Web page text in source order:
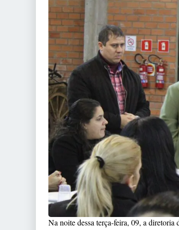
Na noite dessa terça-feira, 09, a